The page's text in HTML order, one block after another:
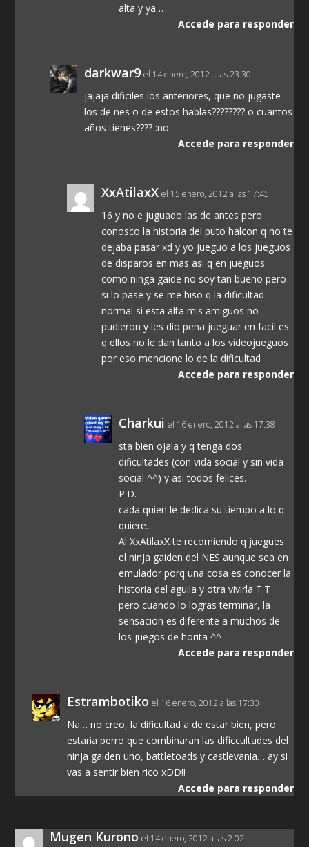
alta y ya…
Accede para responder
darkwar9 el 14 enero, 2012 a las 23:30
jajaja dificiles los anteriores, que no jugaste
los de nes o de estos hablas???????? o cuantos
años tienes???? :no:
Accede para responder
XxAtilaxX el 15 enero, 2012 a las 17:45
16 y no e juguado las de antes pero
conosco la historia del puto halcon q no te
dejaba pasar xd y yo jueguo a los jueguos
de disparos en mas asi q en jueguos
como ninga gaide no soy tan bueno pero
si lo pase y se me hiso q la dificultad
normal si esta alta mis amiguos no
pudieron y les dio pena jueguar en facil es
q ellos no le dan tanto a los videojueguos
por eso mencione lo de la dificultad
Accede para responder
Charkui el 16 enero, 2012 a las 17:38
sta bien ojala y q tenga dos
dificultades (con vida social y sin vida
social ^^) y asi todos felices.
P.D.
cada quien le dedica su tiempo a lo q
quiere.
Al XxAtilaxX te recomiendo q juegues
el ninja gaiden del NES aunque sea en
emulador porq una cosa es conocer la
historia del aguila y otra vivirla T.T
pero cuando lo logras terminar, la
sensacion es diferente a muchos de
los juegos de horita ^^
Accede para responder
Estrambotiko el 16 enero, 2012 a las 17:30
Na… no creo, la dificultad a de estar bien, pero
estaria perro que combinaran las dificcultades del
ninja gaiden uno, battletoads y castlevania… ay si
vas a sentir bien rico xDD!!
Accede para responder
Mugen Kurono el 14 enero, 2012 a las 2:02